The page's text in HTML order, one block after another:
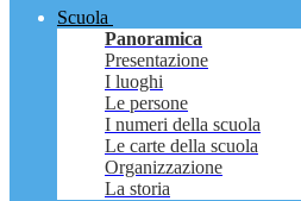
Scuola
Panoramica
Presentazione
I luoghi
Le persone
I numeri della scuola
Le carte della scuola
Organizzazione
La storia